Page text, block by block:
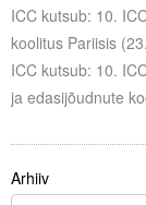
ICC kutsub: 10.
koolitus Pariisis
ICC kutsub: 10.
ja edasijõudnute
Arhiiv